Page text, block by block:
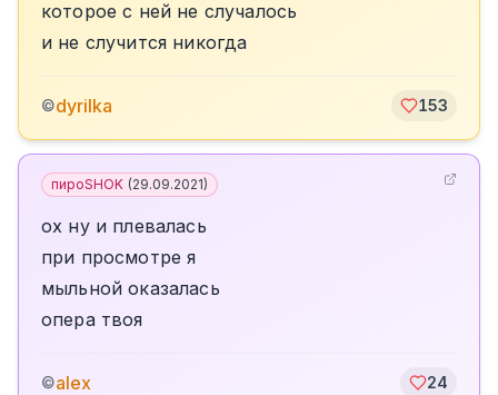
которое с ней не случалось
и не случится никогда
©dyrilka 153
пироSHOK (29.09.2021)
ох ну и плевалась
при просмотре я
мыльной оказалась
опера твоя
©alex 24